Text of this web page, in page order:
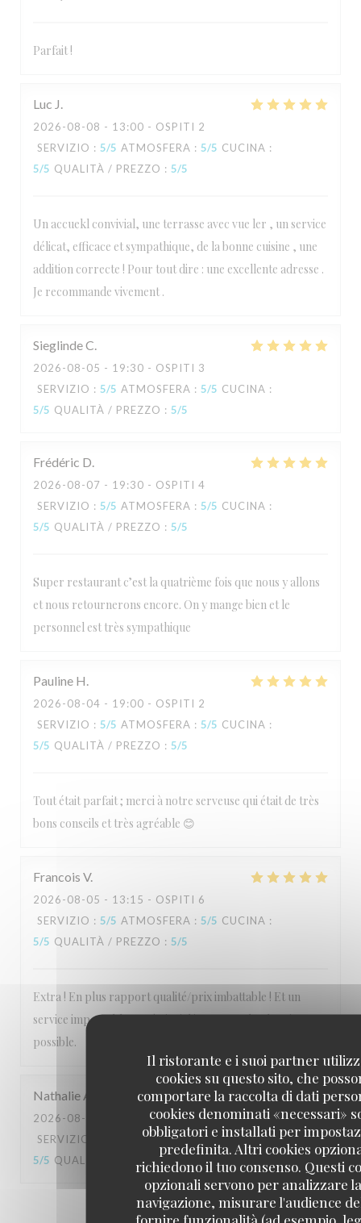
Il ristorante e i suoi partner
cookies su questo sito, che
comportare la raccolta di dati
cookies denominati «necessari»
obbligatori e installati per
predefinita. Altri cookies
richiedono il tuo consenso. Questi
opzionali servono per analizzare
navigazione, misurare l'audience
fornire funzionalità (ad esempio,
Parfait !
Luc J
2026-08-08 - 13:00 - OSPITI 2
SERVIZIO : 5/5 ATMOSFERA : 5/5 CUCINA :
5/5 QUALITÀ / PREZZO : 5/5
Un accuekl convivial, une terrasse avec vue ler , un service
délicat, efficace et sympathique, de la bonne cuisine , une
addition correcte ! Pour tout dire : une excellente adresse .
Je recommande vivement .
SieglindeC
2026-08-05 - 19:30 - OSPITI 3
SERVIZIO : 5/5 ATMOSFERA : 5/5 CUCINA :
5/5 QUALITÀ / PREZZO : 5/5
Frédéric D
2026-08-07 - 19:30 - OSPITI 4
SERVIZIO : 5/5 ATMOSFERA : 5/5 CUCINA :
5/5 QUALITÀ / PREZZO : 5/5
Super restaurant c’est la quatrième fois que nous y allons
et nous retournerons encore. On y mange bien et le
personnel est très sympathique
Pauline H
2026-08-04 - 19:00 - OSPITI 2
SERVIZIO : 5/5 ATMOSFERA : 5/5 CUCINA :
5/5 QUALITÀ / PREZZO : 5/5
Tout était parfait ; merci à notre serveuse qui était de très
bons conseils et très agréable 😊
Francois V
2026-08-05 - 13:15 - OSPITI 6
SERVIZIO : 5/5 ATMOSFERA : 5/5 CUCINA :
5/5 QUALITÀ / PREZZO : 5/5
Extra ! En plus rapport qualité/prix imbattable ! Et un
service impeccable et très jovial ! A essayer le plus vite
possible.
Nathalie A
2026-08-07
- 13:00 - OSPITI 4
SERVIZIO
ATMOSFERA: 5/5 CUCINA:
5/5 QUALITÀ / PREZZO: 5/5
1 2 3